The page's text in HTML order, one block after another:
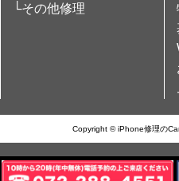
└その他修理
Copyright © iPhone修理の